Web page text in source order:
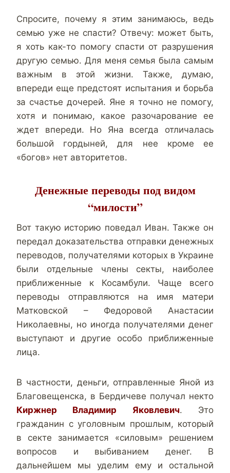
Спросите, почему я этим занимаюсь, ведь
семью уже не спасти? Отвечу: может быть,
я хоть как-то помогу спасти от разрушения
другую семью. Для меня семья была самым
важным в этой жизни. Также, думаю,
впереди еще предстоят испытания и борьба
за счастье дочерей. Яне я точно не помогу,
хотя и понимаю, какое разочарование ее
ждет впереди. Но Яна всегда отличалась
большой гордыней, для нее кроме ее
«богов» нет авторитетов.
Денежные переводы под видом
“милости”
Вот такую историю поведал Иван. Также он
передал доказательства отправки денежных
переводов, получателями которых в Украине
были отдельные члены секты, наиболее
приближенные к Косамбули. Чаще всего
переводы отправляются на имя матери
Матковской – Федоровой Анастасии
Николаевны, но иногда получателями денег
выступают и другие особо приближенные
лица.
В частности, деньги, отправленные Яной из
Благовещенска, в Бердичеве получал некто
Киржнер Владимир Яковлевич. Это
гражданин с уголовным прошлым, который
в секте занимается «силовым» решением
вопросов и выбиванием денег. В
дальнейшем мы уделим ему и остальной